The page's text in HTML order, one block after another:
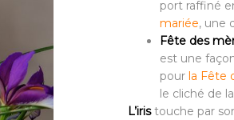
port raffiné
mariée, une
Fête des
est une
pour la Fête
le cliché de
L’iristouche par